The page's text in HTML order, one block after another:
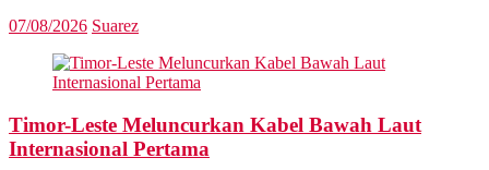
07/08/2026 Suarez
Timor-Leste Meluncurkan Kabel Bawah Laut
Internasional Pertama